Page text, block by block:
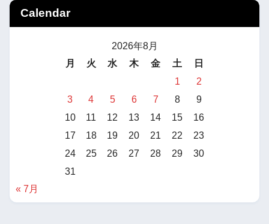
Calendar
2026年8月
月
火 水 木 金 土
日
1
2
3
4 5 6 7 8
9
10
11 12 13 14 15
16
17
18 19 20 21 22
23
24
25 26 27 28 29
30
31
« 7月